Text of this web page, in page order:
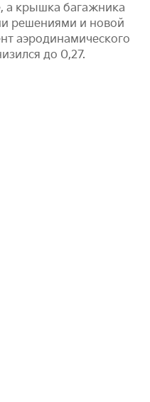
а крышка багажника
решениями и новой
аэродинамического
до 0,27.